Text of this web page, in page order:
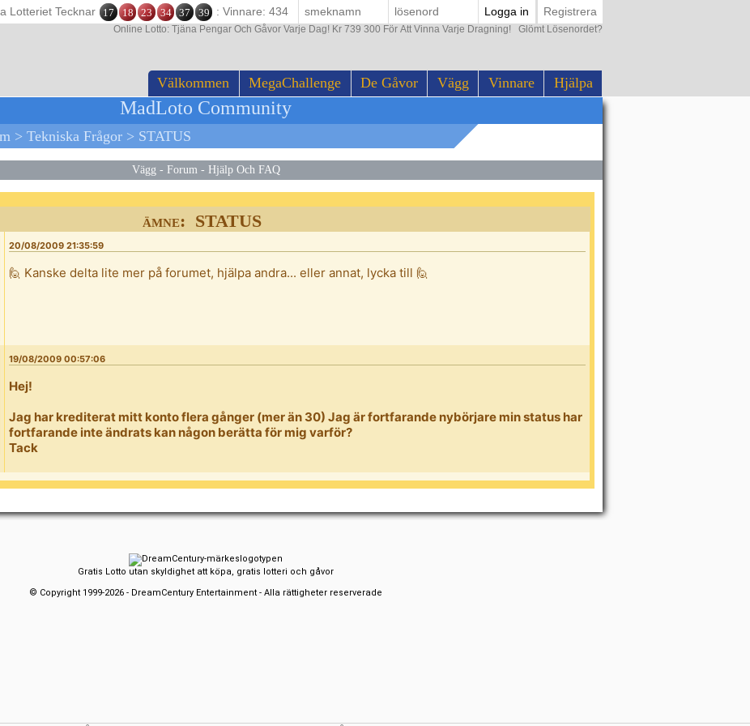
Välkommen MegaChallenge De Gåvor Vägg Vinnare Hjälpa
Lotteriet Tecknar 17 18 23 34 37 39 : Vinnare: 434 Logga in Registrera
Online Lotto: Tjäna Pengar Och Gåvor Varje Dag! Kr 739 300 För Att Vinna Varje Dragning! Glömt Lösenordet?
MadLoto Community
> Tekniska Frågor > STATUS
Vägg - Forum - Hjälp Och FAQ
ämne: STATUS
20/08/2009 21:35:59
🙋 Kanske delta lite mer på forumet, hjälpa andra... eller annat, lycka till 🙋
19/08/2009 00:57:06
Hej!
Jag har krediterat mitt konto flera gånger (mer än 30) Jag är fortfarande nybörjare min status har
fortfarande inte ändrats kan någon berätta för mig varför?
Tack
Gratis Lotto utan skyldighet att köpa, gratis lotteri och gåvor
© Copyright 1999-2026 - DreamCentury Entertainment - Alla rättigheter reserverade